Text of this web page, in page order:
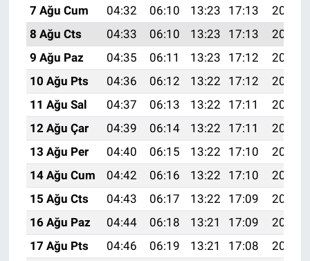
7 Ağu Cum 04:32 06:10 13:23 17:13
20:26
8 Ağu Cts
04:33 06:10 13:23 17:13
20:25
9 Ağu Paz
04:35 06:11 13:23 17:12
20:24
10 Ağu Pts
04:36 06:12 13:22 17:12
20:23
11 Ağu Sal
04:37 06:13 13:22 17:11
20:21
12 Ağu Çar
04:39 06:14 13:22 17:11
20:20
13 Ağu Per
04:40 06:15 13:22 17:10
20:19
14 Ağu Cum
04:42 06:16 13:22 17:10
20:17
15 Ağu Cts
04:43 06:17 13:22 17:09
20:16
16 Ağu Paz
04:44 06:18 13:21 17:09
20:15
17 Ağu Pts
04:46 06:19 13:21 17:08
20:13